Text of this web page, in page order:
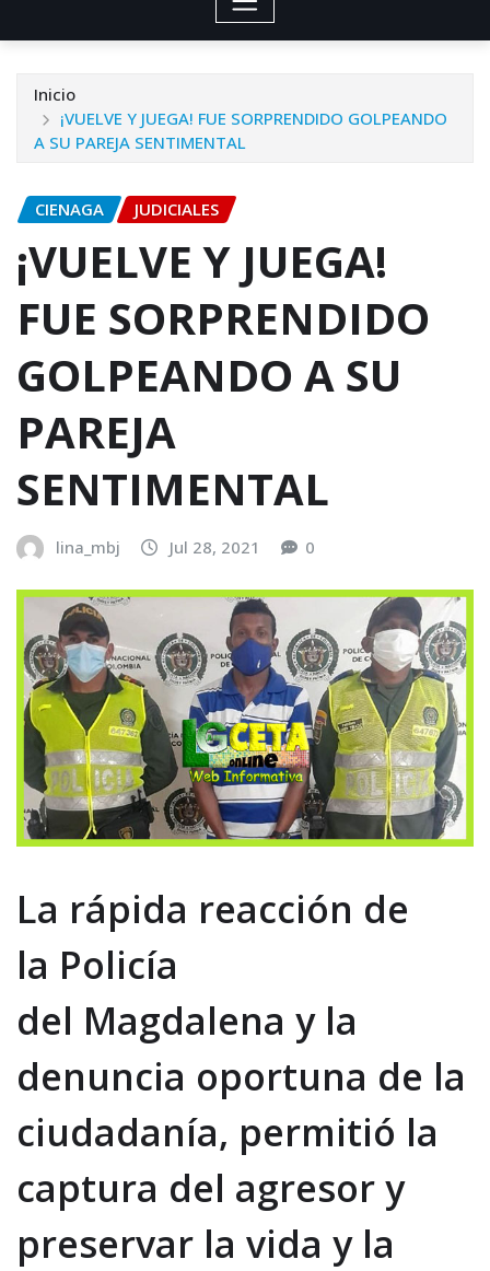
Inicio
¡VUELVE Y JUEGA! FUE SORPRENDIDO GOLPEANDO
A SU PAREJA SENTIMENTAL
CIENAGA JUDICIALES
¡VUELVE Y JUEGA!
FUE SORPRENDIDO
GOLPEANDO A SU
PAREJA
SENTIMENTAL
lina_mbj Jul 28, 2021 0
La rápida reacción de
la Policía
del Magdalena y la
denuncia oportuna de la
ciudadanía, permitió la
captura del agresor y
preservar la vida y la